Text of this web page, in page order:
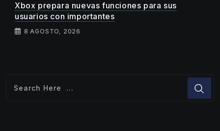
Xbox prepara nuevas funciones para sus
usuarios con importantes
8 AGOSTO, 2026